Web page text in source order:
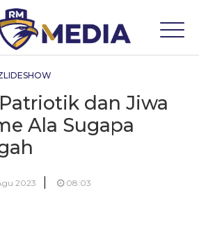
dan Jiwa
Ala Sugapa
2023 | 08:03